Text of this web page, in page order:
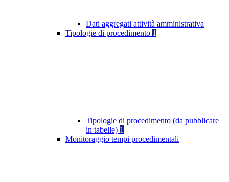
Dati aggregati attività amministrativa
Tipologie di procedimento 1
Tipologie di procedimento (da pubblicare
in tabelle) 1
Monitoraggio tempi procedimentali